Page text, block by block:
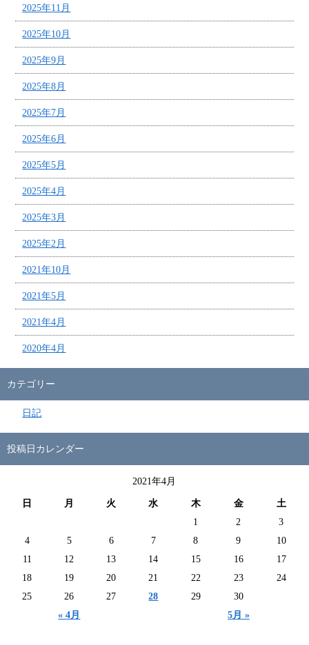
2025年11月
2025年10月
2025年9月
2025年8月
2025年7月
2025年6月
2025年5月
2025年4月
2025年3月
2025年2月
2021年10月
2021年5月
2021年4月
2020年4月
カテゴリー
日記
投稿日カレンダー
2021年4月
日 月 火 水 木 金 土
« 4月 5月 »
1 2
3
4
5 6 7 8 9
10
11
12 13 14 15 16
17
18
19 20 21 22 23
24
25
26 27 28 29 30